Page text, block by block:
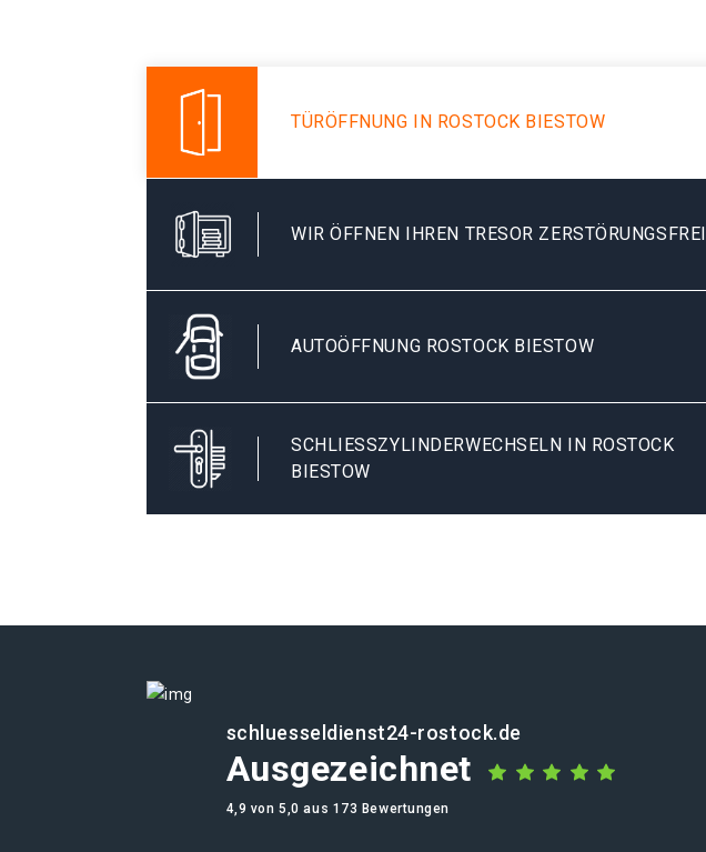
TÜRÖFFNUNG IN ROSTOCK BIESTOW
WIR ÖFFNEN IHREN TRESOR ZERSTÖRUNGSFREI
AUTOÖFFNUNG ROSTOCK BIESTOW
SCHLIESSZYLINDERWECHSELN IN ROSTOCK B
IESTOW
schluesseldienst24-rostock.de
Ausgezeichnet
4,9 von 5,0 aus 173 Bewertungen